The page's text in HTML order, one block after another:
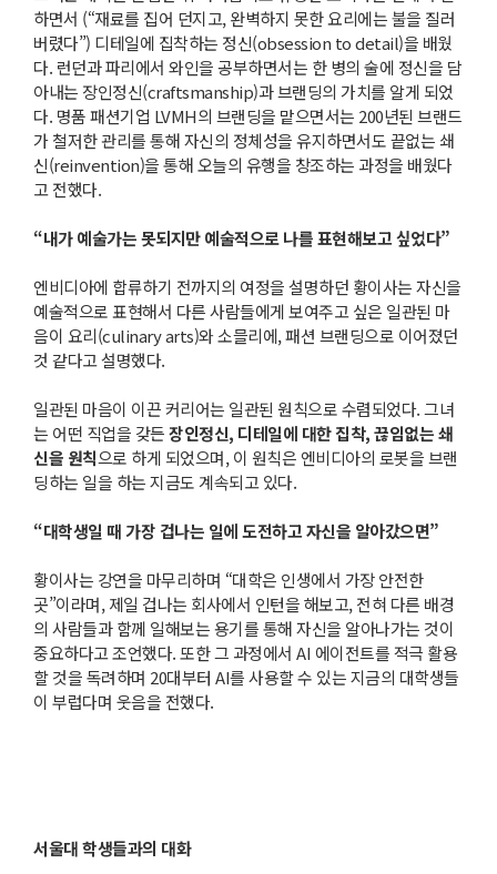
하면서 (“재료를 집어 던지고, 완벽하지 못한 요리에는 불을 질러
버렸다”) 디테일에 집착하는 정신(obsession to detail)을 배웠
다. 런던과 파리에서 와인을 공부하면서는 한 병의 술에 정신을 담
아내는 장인정신(craftsmanship)과 브랜딩의 가치를 알게 되었
다. 명품 패션기업 LVMH의 브랜딩을 맡으면서는 200년된 브랜드
가 철저한 관리를 통해 자신의 정체성을 유지하면서도 끝없는 쇄
신(reinvention)을 통해 오늘의 유행을 창조하는 과정을 배웠다
고 전했다.
“내가 예술가는 못되지만 예술적으로 나를 표현해보고 싶었다”
엔비디아에 합류하기 전까지의 여정을 설명하던 황이사는 자신을
예술적으로 표현해서 다른 사람들에게 보여주고 싶은 일관된 마
음이 요리(culinary arts)와 소믈리에, 패션 브랜딩으로 이어졌던
것 같다고 설명했다.
일관된 마음이 이끈 커리어는 일관된 원칙으로 수렴되었다. 그녀
는 어떤 직업을 갖든장인정신, 디테일에 대한 집착, 끊임없는 쇄
신을 원칙으로 하게 되었으며, 이 원칙은 엔비디아의 로봇을 브랜
딩하는 일을 하는 지금도 계속되고 있다.
“대학생일 때 가장 겁나는 일에 도전하고 자신을 알아갔으면”
황이사는 강연을 마무리하며 “대학은 인생에서 가장 안전한
곳”이라며, 제일 겁나는 회사에서 인턴을 해보고, 전혀 다른 배경
의 사람들과 함께 일해보는 용기를 통해 자신을 알아나가는 것이
중요하다고 조언했다. 또한 그 과정에서 AI 에이전트를 적극 활용
할 것을 독려하며 20대부터 AI를 사용할 수 있는 지금의 대학생들
이 부럽다며 웃음을 전했다.
서울대 학생들과의 대화